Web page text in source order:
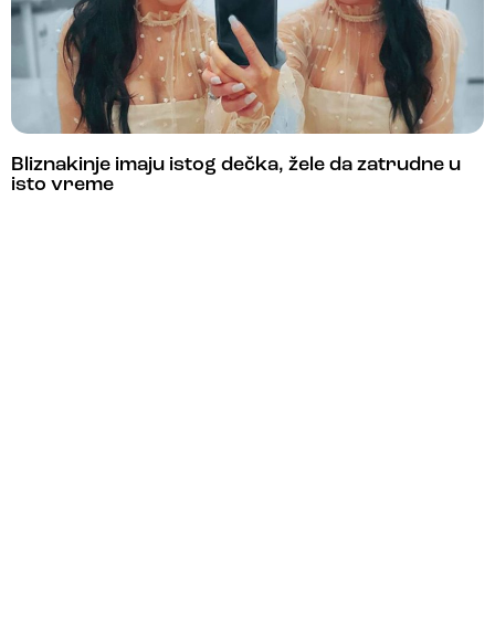
Bliznakinje imaju istog dečka, žele da zatrudne u
isto vreme